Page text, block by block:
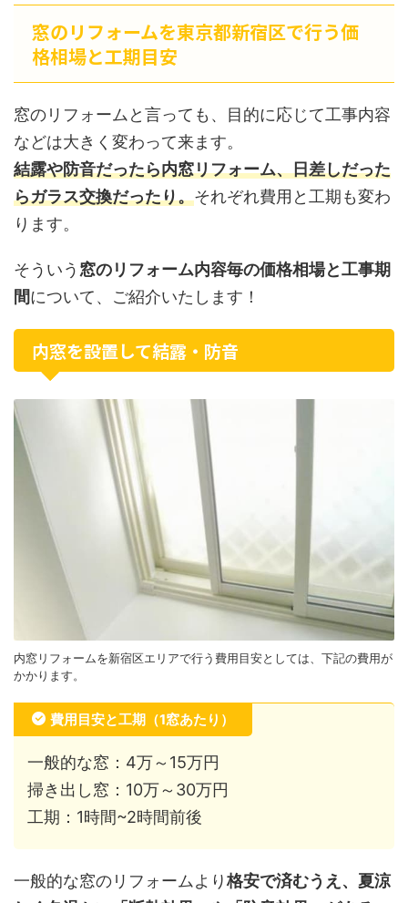
窓のリフォームを東京都新宿区で行う価
格相場と工期目安
窓のリフォームと言っても、目的に応じて工事内容
などは大きく変わって来ます。
結露や防音だったら内窓リフォーム、日差しだった
らガラス交換だったり。それぞれ費用と工期も変わ
ります。
そういう 窓のリフォーム内容毎の価格相場と工事期
間について、ご紹介いたします！
内窓を設置して結露・防音
内窓リフォームを新宿区エリアで行う費用目安としては、下記の費用が
かかります。
費用目安と工期（1窓あたり）
一般的な窓：4万～15万円
掃き出し窓：10万～30万円
工期：1時間~2時間前後
一般的な窓のリフォームより格安で済むうえ、夏涼